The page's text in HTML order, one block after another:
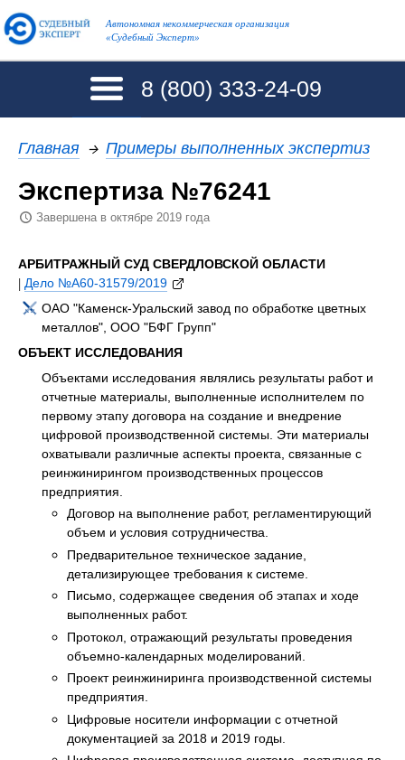
Автономная некоммерческая организация
«Судебный Эксперт»
8 (800) 333-24-09
Главная → Примеры выполненных экспертиз
Экспертиза №76241
Завершена в октябре 2019 года
АРБИТРАЖНЫЙ СУД СВЕРДЛОВСКОЙ ОБЛАСТИ
| Дело №А60-31579/2019
ОАО "Каменск-Уральский завод по обработке цветных
металлов", ООО "БФГ Групп"
ОБЪЕКТ ИССЛЕДОВАНИЯ
Объектами исследования являлись результаты работ и
отчетные материалы, выполненные исполнителем по
первому этапу договора на создание и внедрение
цифровой производственной системы. Эти материалы
охватывали различные аспекты проекта, связанные с
реинжинирингом производственных процессов
предприятия.
Договор на выполнение работ, регламентирующий
объем и условия сотрудничества.
Предварительное техническое задание,
детализирующее требования к системе.
Письмо, содержащее сведения об этапах и ходе
выполненных работ.
Протокол, отражающий результаты проведения
объемно-календарных моделирований.
Проект реинжиниринга производственной системы
предприятия.
Цифровые носители информации с отчетной
документацией за 2018 и 2019 годы.